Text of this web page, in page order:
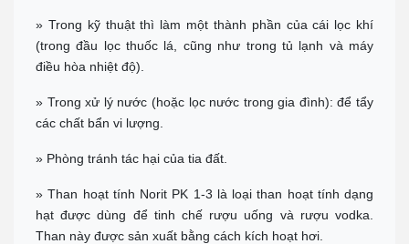
» Trong kỹ thuật thì làm một thành phần của cái lọc khí
(trong đầu lọc thuốc lá, cũng như trong tủ lạnh và máy
điều hòa nhiệt độ).
» Trong xử lý nước (hoặc lọc nước trong gia đình): để tẩy
các chất bẩn vi lượng.
» Phòng tránh tác hại của tia đất.
» Than hoạt tính Norit PK 1-3 là loại than hoạt tính dạng
hạt được dùng để tinh chế rượu uống và rượu vodka.
Than này được sản xuất bằng cách kích hoạt hơi.